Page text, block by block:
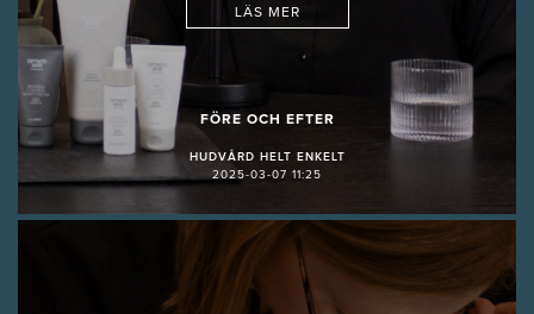
LÄS MER
FÖRE OCH EFTER
HUDVÅRD HELT ENKELT
2025-03-07 11:25